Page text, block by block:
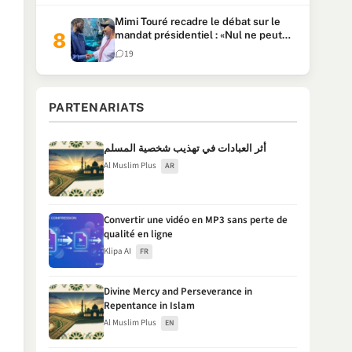
Mimi Touré recadre le débat sur le
mandat présidentiel : «Nul ne peut
faire plus de deux mandats
consécutifs de 5 ans»
19
PARTENARIATS
أثر العبادات في تهذيب شخصية المسلم
Al Muslim Plus AR
Convertir une vidéo en MP3 sans perte de
qualité en ligne
Klipa AI FR
Divine Mercy and Perseverance in
Repentance in Islam
Al Muslim Plus EN